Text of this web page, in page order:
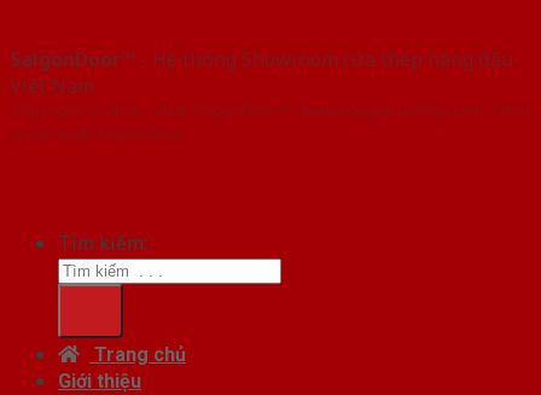
SaigonDoor™ - Hệ thống Showroom cửa thép hàng đầu
Việt Nam
Copyright ⓒ 2016 – 2026 SaigonDoor™ - www.baogiacuathep.com | Đơn
vị chủ quản SaigonDoor
Tìm kiếm:
Trang chủ
Giới thiệu